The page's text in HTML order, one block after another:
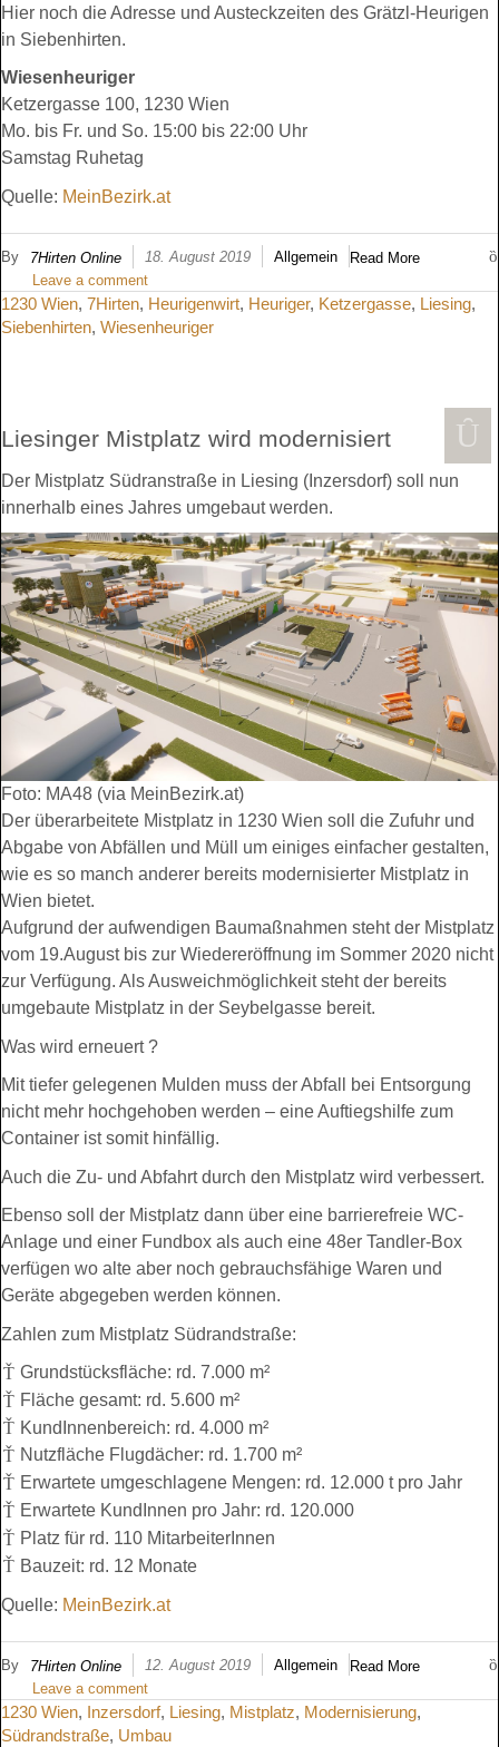
Hier noch die Adresse und Austeckzeiten des Grätzl-Heurigen
in Siebenhirten.
Wiesenheuriger
Ketzergasse 100, 1230 Wien
Mo. bis Fr. und So. 15:00 bis 22:00 Uhr
Samstag Ruhetag
Quelle: MeinBezirk.at
By 7Hirten Online 18. August 2019 Allgemein
Read More
Leave a comment
1230 Wien, 7Hirten, Heurigenwirt, Heuriger, Ketzergasse, Liesing,
Siebenhirten, Wiesenheuriger
Liesinger Mistplatz wird modernisiert
Der Mistplatz Südranstraße in Liesing (Inzersdorf) soll nun
innerhalb eines Jahres umgebaut werden.
Foto: MA48 (via MeinBezirk.at)
Der überarbeitete Mistplatz in 1230 Wien soll die Zufuhr und
Abgabe von Abfällen und Müll um einiges einfacher gestalten,
wie es so manch anderer bereits modernisierter Mistplatz in
Wien bietet.
Aufgrund der aufwendigen Baumaßnahmen steht der Mistplatz
vom 19.August bis zur Wiedereröffnung im Sommer 2020 nicht
zur Verfügung. Als Ausweichmöglichkeit steht der bereits
umgebaute Mistplatz in der Seybelgasse bereit.
Was wird erneuert ?
Mit tiefer gelegenen Mulden muss der Abfall bei Entsorgung
nicht mehr hochgehoben werden – eine Auftiegshilfe zum
Container ist somit hinfällig.
Auch die Zu- und Abfahrt durch den Mistplatz wird verbessert.
Ebenso soll der Mistplatz dann über eine barrierefreie WC-
Anlage und einer Fundbox als auch eine 48er Tandler-Box
verfügen wo alte aber noch gebrauchsfähige Waren und
Geräte abgegeben werden können.
Zahlen zum Mistplatz Südrandstraße:
Grundstücksfläche: rd. 7.000 m²
Fläche gesamt: rd. 5.600 m²
KundInnenbereich: rd. 4.000 m²
Nutzfläche Flugdächer: rd. 1.700 m²
Erwartete umgeschlagene Mengen: rd. 12.000 t pro Jahr
Erwartete KundInnen pro Jahr: rd. 120.000
Platz für rd. 110 MitarbeiterInnen
Bauzeit: rd. 12 Monate
Quelle: MeinBezirk.at
By 7Hirten Online 12. August 2019 Allgemein
Read More
Leave a comment
1230 Wien, Inzersdorf, Liesing, Mistplatz, Modernisierung,
Südrandstraße, Umbau